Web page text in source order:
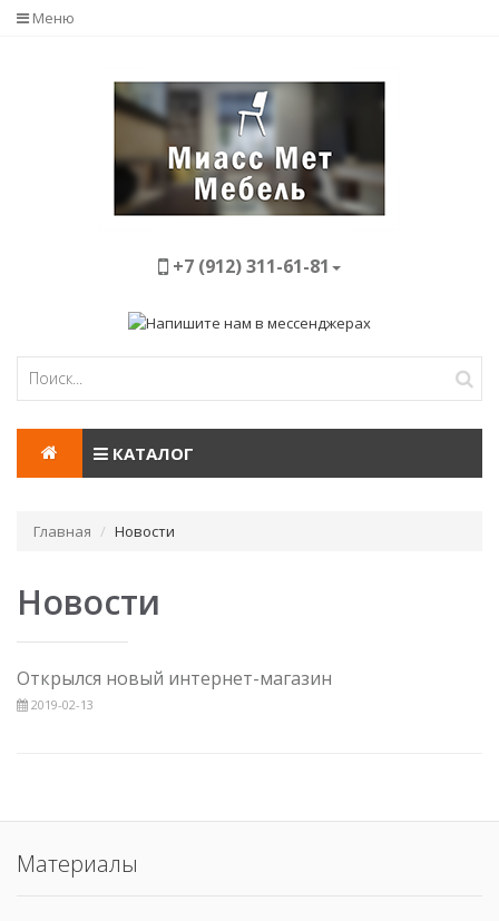
Меню
+7 (912) 311-61-81
КАТАЛОГ
Главная Новости
Новости
Открылся новый интернет-магазин
2019-02-13
Материалы